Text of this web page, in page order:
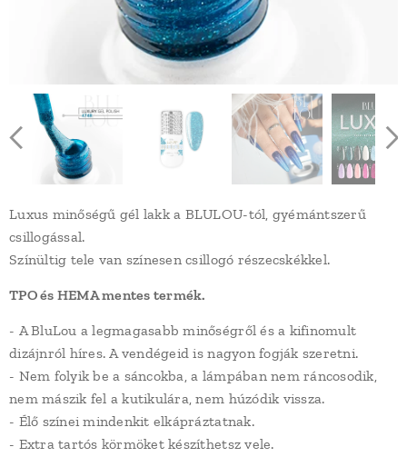
Luxus minőségű gél lakk a BLULOU-tól, gyémántszerű
csillogással.
Színültig tele van színesen csillogó részecskékkel.
TPO és HEMA mentes termék.
- A BluLou a legmagasabb minőségről és a kifinomult
dizájnról híres. A vendégeid is nagyon fogják szeretni.
- Nem folyik be a sáncokba, a lámpában nem ráncosodik,
nem mászik fel a kutikulára, nem húzódik vissza.
- Élő színei mindenkit elkápráztatnak.
- Extra tartós körmöket készíthetsz vele.